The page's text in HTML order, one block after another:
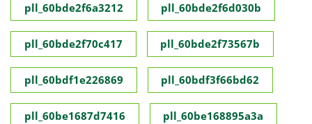
pll_60bde2f6a3212 pll_60bde2f6d030b
pll_60bde2f70c417 pll_60bde2f73567b
pll_60bdf1e226869 pll_60bdf3f66bd62
pll_60be1687d7416 pll_60be168895a3a